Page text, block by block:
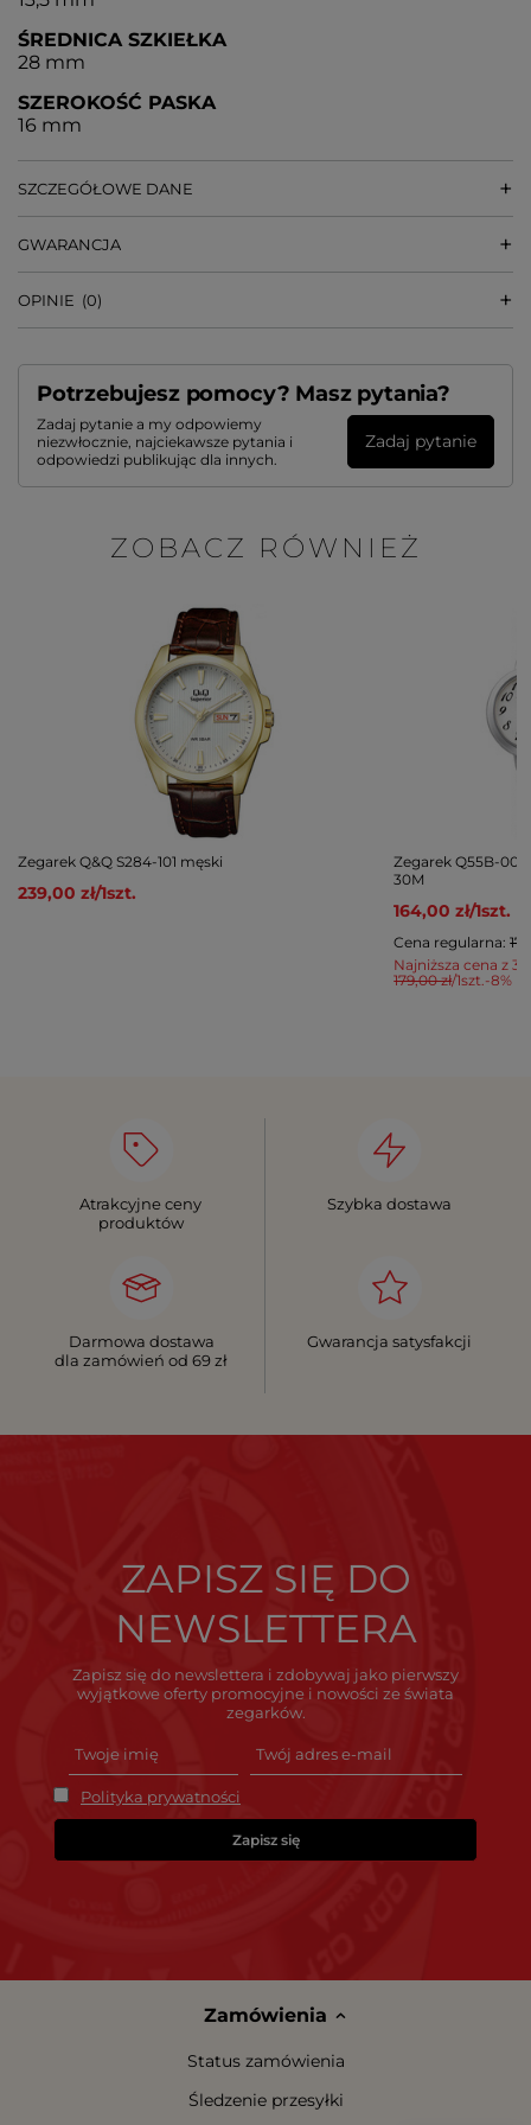
ŚREDNICA SZKIEŁKA
28 mm
SZEROKOŚĆ PASKA
16 mm
SZCZEGÓŁOWE DANE
GWARANCJA
OPINIE (0)
Potrzebujesz pomocy? Masz pytania?
Zadaj pytanie a my odpowiemy
niezwłocznie, najciekawsze pytania i
odpowiedzi publikując dla innych.
Zadaj pytanie
ZOBACZ RÓWNIEŻ
Zegarek Q&Q S284-101 męski
239,00 zł/1szt.
Zegarek Q55B-
30M
164,00 zł/1szt.
Najniższa cena z
179,00 zł/1szt. -8%
Cena regularna:
Atrakcyjne ceny
produktów
Szybka dostawa
Darmowa dostawa
dla zamówień od 69 zł
Gwarancja satysfakcji
ZAPISZ SIĘ DO
NEWSLETTERA
Zapisz się do newslettera i zdobywaj jako pierwszy
wyjątkowe oferty promocyjne i nowości ze świata
zegarków.
Polityka prywatności
Zapisz się
Zamówienia
Status zamówienia
Śledzenie przesyłki